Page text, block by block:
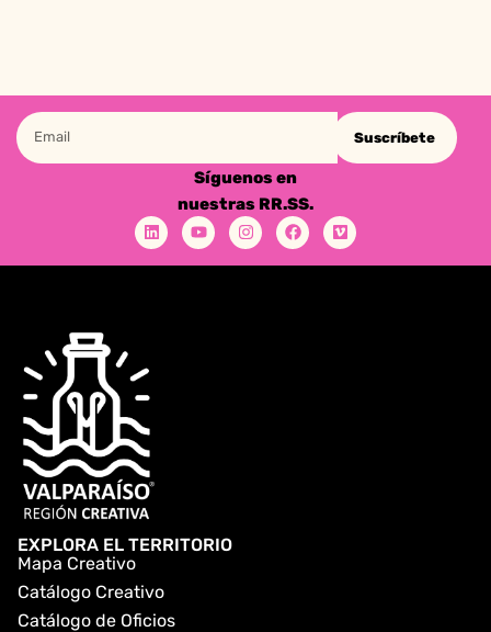
Suscríbete
Síguenos en
nuestras RR.SS.
EXPLORA EL TERRITORIO
Mapa Creativo
Catálogo Creativo
Catálogo de Oficios